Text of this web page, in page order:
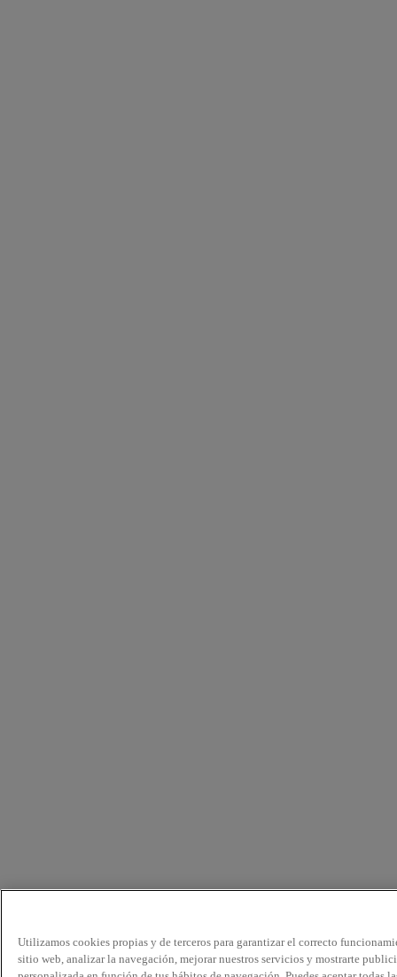
Utilizamos cookies propias y de terceros para garantizar el correcto
sitio web, analizar la navegación, mejorar nuestros servicios y mostrarte